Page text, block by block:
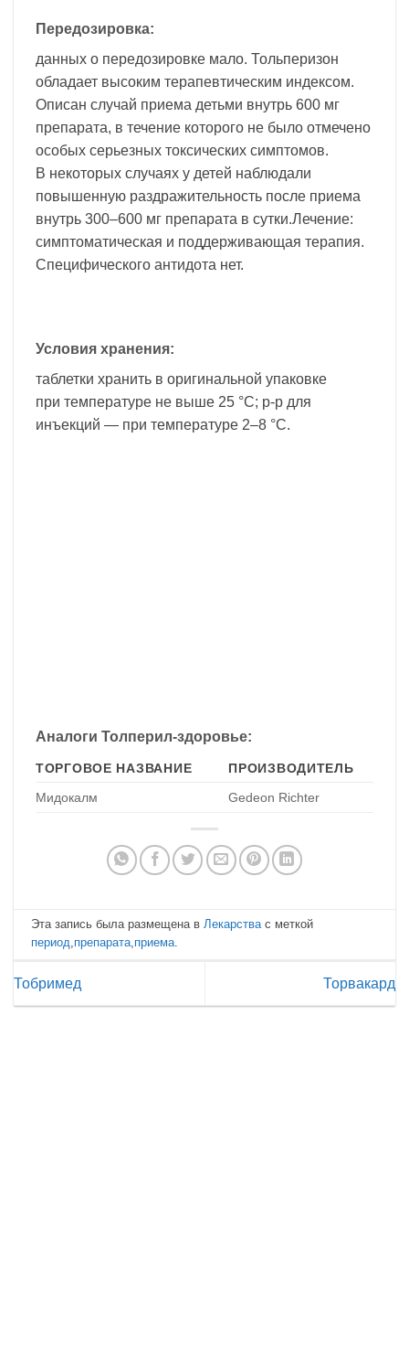
Передозировка:
данных о передозировке мало. Тольперизон
обладает высоким терапевтическим индексом.
Описан случай приема детьми внутрь 600 мг
препарата, в течение которого не было отмечено
особых серьезных токсических симптомов.
В некоторых случаях у детей наблюдали
повышенную раздражительность после приема
внутрь 300–600 мг препарата в сутки.Лечение:
симптоматическая и поддерживающая терапия.
Специфического антидота нет.
Условия хранения:
таблетки хранить в оригинальной упаковке
при температуре не выше 25 °С; р-р для
инъекций — при температуре 2–8 °С.
Аналоги Толперил-здоровье:
ТОРГОВОЕ НАЗВАНИЕ
ПРОИЗВОДИТЕЛЬ
Мидокалм
Gedeon Richter
Эта запись была размещена вЛекарствас меткой
период,препарата,приема.
Тобримед Торвакард